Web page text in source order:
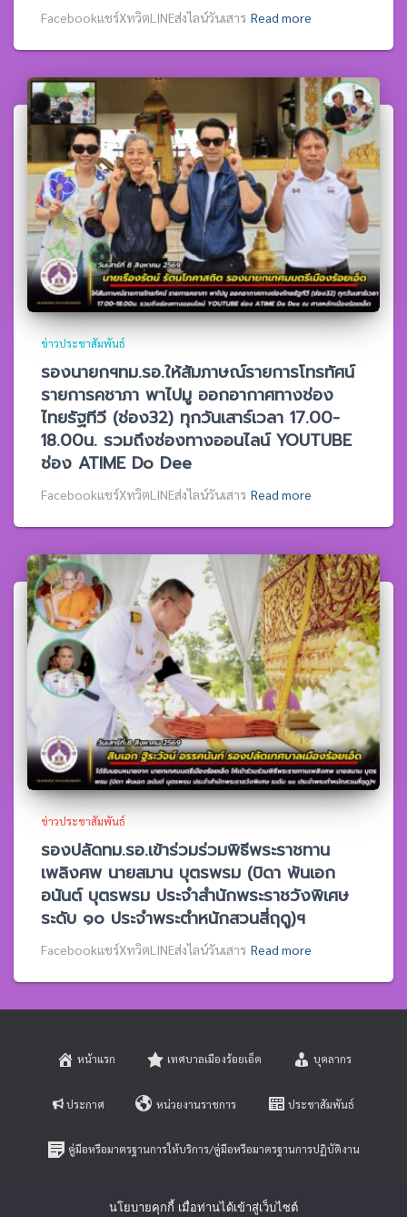
Facebookแชร์XทวิตLINEส่งไลน์วันเสาร Read more
ข่าวประชาสัมพันธ์
รองนายกฯทม.รอ.ให้สัมภาษณ์รายการโทรทัศน์
รายการคชาภา พาไปมู ออกอากาศทางช่อง
ไทยรัฐทีวี (ช่อง32) ทุกวันเสาร์เวลา 17.00-
18.00น. รวมถึงช่องทางออนไลน์ YOUTUBE
ช่อง ATIME Do Dee
Facebookแชร์XทวิตLINEส่งไลน์วันเสาร Read more
ข่าวประชาสัมพันธ์
รองปลัดทม.รอ.เข้าร่วมร่วมพิธีพระราชทาน
เพลิงศพ นายสมาน บุตรพรม (บิดา พันเอก
อนันต์ บุตรพรม ประจำสำนักพระราชวังพิเศษ
ระดับ ๑๐ ประจำพระตำหนักสวนสี่ฤดู)ฯ
Facebookแชร์XทวิตLINEส่งไลน์วันเสาร Read more
หน้าแรก เทศบาลเมืองร้อยเอ็ด บุคลากร
ประกาศ หน่วยงานราชการ ประชาสัมพันธ์
คู่มือหรือมาตรฐานการให้บริการ/คู่มือหรือมาตรฐานการปฏิบัติงาน
นโยบายคุกกี้ เมื่อท่านได้เข้าสู่เว็บไซต์